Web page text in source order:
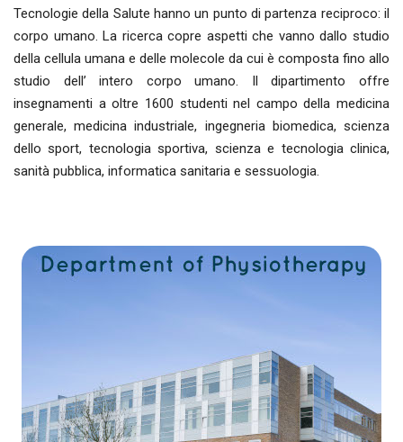
Tecnologie della Salute hanno un punto di partenza reciproco: il
corpo umano. La ricerca copre aspetti che vanno dallo studio
della cellula umana e delle molecole da cui è composta fino allo
studio dell’ intero corpo umano. Il dipartimento offre
insegnamenti a oltre 1600 studenti nel campo della medicina
generale, medicina industriale, ingegneria biomedica, scienza
dello sport, tecnologia sportiva, scienza e tecnologia clinica,
sanità pubblica, informatica sanitaria e sessuologia.